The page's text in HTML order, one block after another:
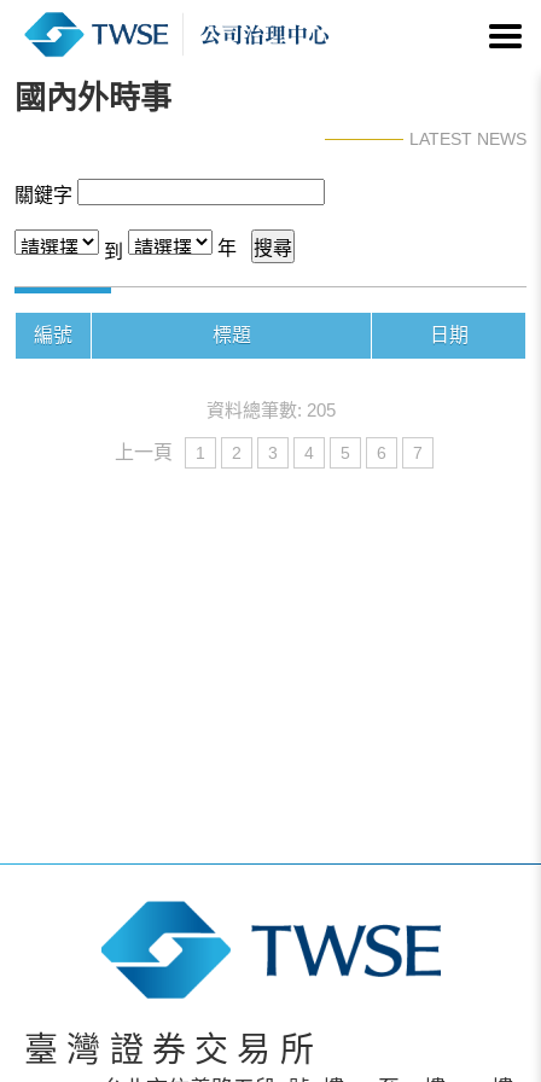
國內外時事
LATEST NEWS
關鍵字
到 年
編號 標題 日期
資料總筆數: 205
上一頁 1 2 3 4 5 6 7
臺灣證券交易所